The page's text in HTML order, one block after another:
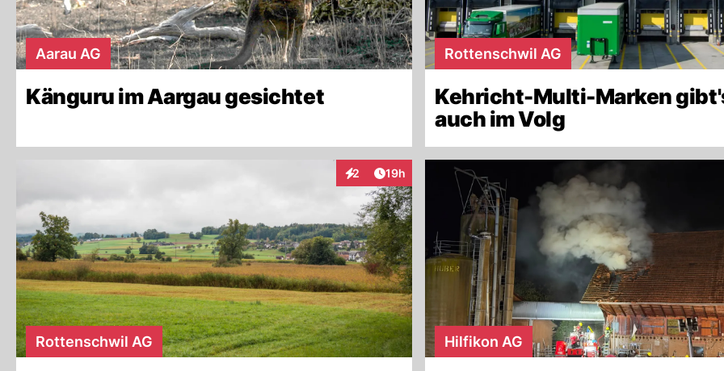
Aarau AG
Känguru im Aargau gesichtet
Rottenschwil AG
Kehricht-Multi-Marken
auch im Volg
2
InteraktionenArtikel veröffentlicht:
19h
Rottenschwil AG Hilfikon AG